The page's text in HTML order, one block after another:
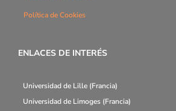
Política de Cookies
ENLACES DE INTERÉS
Universidad de Lille (Francia)
Universidad de Limoges (Francia)